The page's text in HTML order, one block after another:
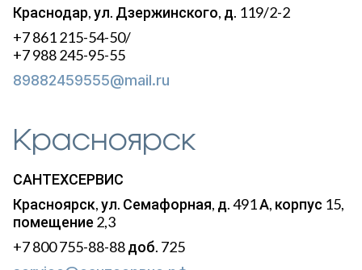
Краснодар, ул. Дзержинского, д. 119/2-2
+7 861 215-54-50/
+7 988 245-95-55
89882459555@mail.ru
Красноярск
САНТЕХСЕРВИС
Красноярск, ул. Семафорная, д. 491 А, корпус 15,
помещение 2,3
+7 800 755-88-88 доб. 725